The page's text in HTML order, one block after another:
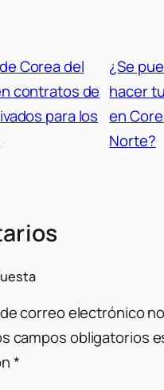
Corea del
contratos de
para los
¿Se
hacer
en
Norte?
correo electrónico
campos obligatorios
*